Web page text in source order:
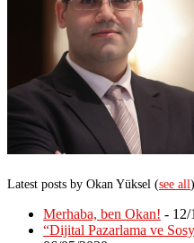
Latest posts by Okan Yüksel (see all)
Merhaba, ben Okan! - 12/
“Dijital Pazarlama ve